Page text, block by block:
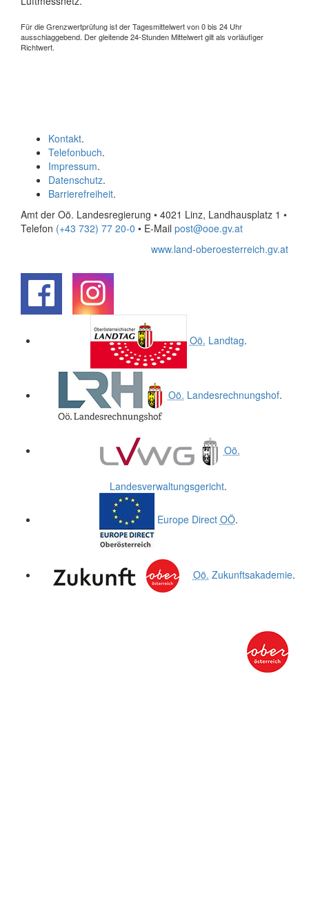
Für die Grenzwertprüfung ist der Tagesmittelwert von 0 bis 24 Uhr
ausschlaggebend. Der gleitende 24-Stunden Mittelwert gilt als vorläufiger
Richtwert.
Kontakt.
Telefonbuch.
Impressum.
Datenschutz.
Barrierefreiheit.
Amt der Oö. Landesregierung • 4021 Linz, Landhausplatz 1 •
Telefon (+43 732) 77 20-0 • E-Mail post@ooe.gv.at
www.land-oberoesterreich.gv.at
Oö. Landtag.
Oö. Landesrechnungshof.
Oö.
Landesverwaltungsgericht.
Europe Direct OÖ.
Oö. Zukunftsakademie.